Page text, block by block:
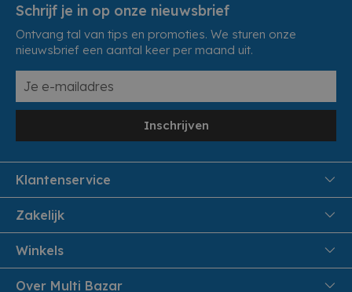
Schrijf je in op onze nieuwsbrief
Ontvang tal van tips en promoties. We sturen onze
nieuwsbrief een aantal keer per maand uit.
Inschrijven
Klantenservice
FAQ
Veiligheid en Privacy
Zakelijk
Samenwoonactie
B2B
Winkels
Pittem
Over Multi Bazar